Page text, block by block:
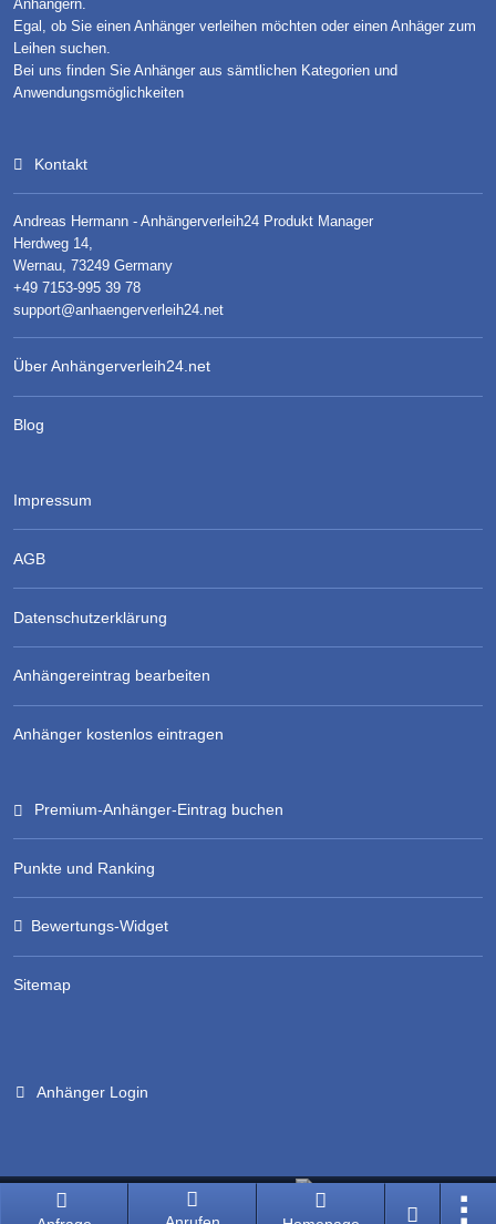
Anhängern.
Egal, ob Sie einen Anhänger verleihen möchten oder einen Anhäger zum
Leihen suchen.
Bei uns finden Sie Anhänger aus sämtlichen Kategorien und
Anwendungsmöglichkeiten
Kontakt
Andreas Hermann - Anhängerverleih24 Produkt Manager
Herdweg 14,
Wernau, 73249 Germany
+49 7153-995 39 78
support@anhaengerverleih24.net
Über Anhängerverleih24.net
Blog
Impressum
AGB
Datenschutzerklärung
Anhängereintrag bearbeiten
Anhänger kostenlos eintragen
Premium-Anhänger-Eintrag buchen
Punkte und Ranking
Bewertungs-Widget
Sitemap
Anhänger Login
Branchenportal Software made in Germany